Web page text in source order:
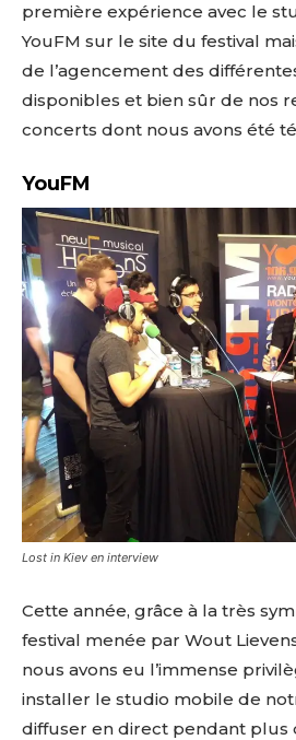
première expérience avec le
YouFM sur le site du festival
de l’agencement des
disponibles et bien sûr de nos
concerts dont nous avons été
YouFM
Lost in Kiev en interview
Cette année, grâce à la très
festival menée par Wout
nous avons eu l’immense
installer le studio mobile de
diffuser en direct pendant plus